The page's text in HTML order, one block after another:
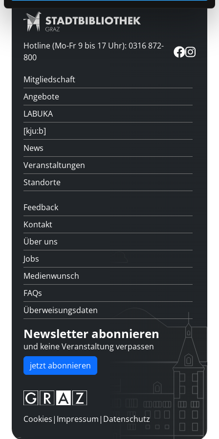
Hotline (Mo-Fr 9 bis 17 Uhr): 0316 872-
800
Mitgliedschaft
Angebote
LABUKA
[kju:b]
News
Veranstaltungen
Standorte
Feedback
Kontakt
Über uns
Jobs
Medienwunsch
FAQs
Überweisungsdaten
Newsletter abonnieren
und keine Veranstaltung verpassen
jetzt abonnieren
Cookies| Impressum| Datenschutz